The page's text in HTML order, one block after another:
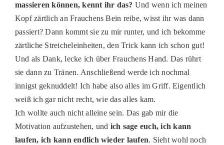
massieren können, kennt ihr das? Und wenn ich meinen
Kopf zärtlich an Frauchens Bein reibe, wisst ihr was dann
passiert? Dann kommt sie zu mir runter, und ich bekomme
zärtliche Streicheleinheiten, den Trick kann ich schon gut!
Und als Dank, lecke ich über Frauchens Hand. Das rührt
sie dann zu Tränen. Anschließend werde ich nochmal
innigst geknuddelt! Ich habe also alles im Griff. Eigentlich
weiß ich gar nicht recht, wie das alles kam.
Ich wollte auch nicht alleine sein. Das gab mir die
Motivation aufzustehen, und ich sage euch, ich kann
laufen, ich kann endlich wieder laufen. Sieht wohl noch